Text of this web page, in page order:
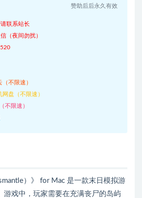
赞助后后永久有效
联系站长
（夜间勿扰）
不限速）
盘（不限速）
不限速）
）》 for Mac 是一款末日模拟游
游戏中，玩家需要在充满丧尸的岛屿